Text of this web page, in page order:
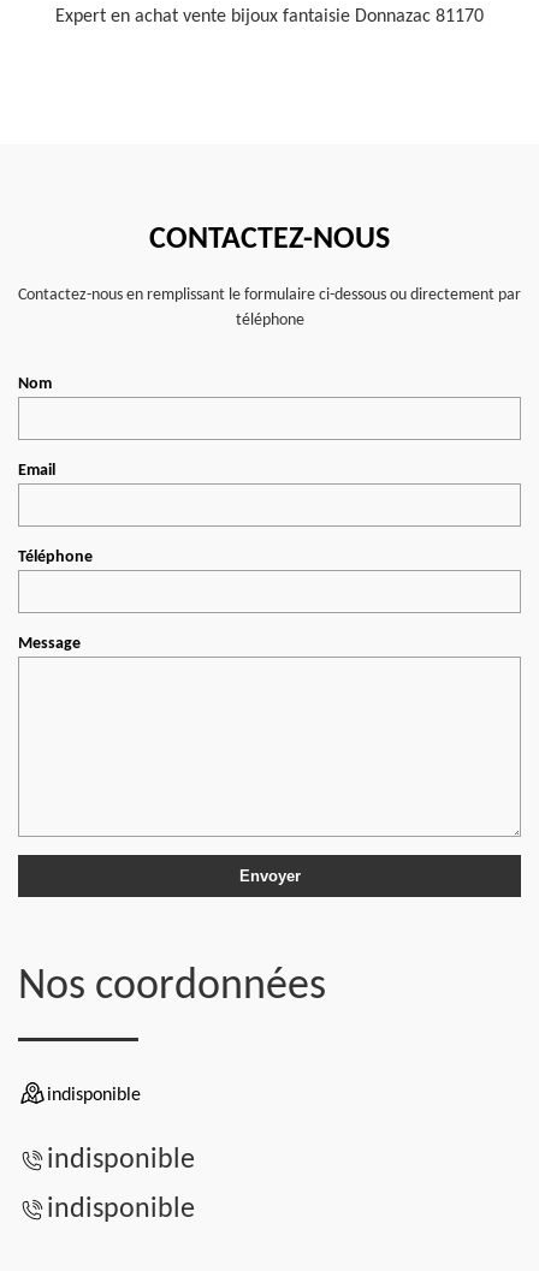
Expert en achat vente bijoux fantaisie Donnazac 81170
CONTACTEZ-NOUS
Contactez-nous en remplissant le formulaire ci-dessous ou directement par
téléphone
Nom
Email
Téléphone
Message
Nos coordonnées
indisponible
indisponible
indisponible